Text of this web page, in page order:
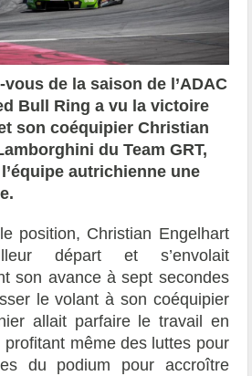
de la saison de l’ADAC
Bull Ring a vu la victoire
son coéquipier Christian
du Team GRT,
autrichienne une
position, Christian Engelhart
départ et s’envolait
son avance à sept secondes
le volant à son coéquipier
allait parfaire le travail en
profitant même des luttes pour
du podium pour accroître